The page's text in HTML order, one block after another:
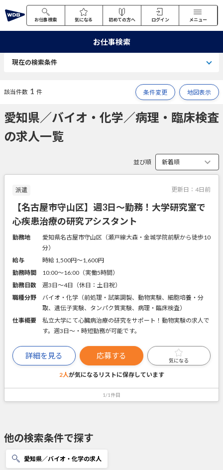
お仕事検索 気になる 初めての方へ ログイン メニュー
お仕事検索
現在の検索条件
該当件数 1 件 条件変更 地図表示
愛知県／バイオ・化学／病理・臨床検査
の求人一覧
並び順
派遣 更新日： 4日前
【名古屋市守山区】週3日～勤務！大学研究室で
心疾患治療の研究アシスタント
勤務地
愛知県名古屋市守山区（瀬戸線大森・金城学院前駅から徒歩10
分）
給与
時給 1,500円〜1,600円
勤務時間
10:00～16:00（実働5時間）
勤務日数
週3日～4日（休日：土日祝）
職種分野
バイオ・化学（前処理・試薬調製、動物実験、細胞培養・分
取、遺伝子実験、タンパク質実験、病理・臨床検査）
仕事概要
私立大学にて心臓病治療の研究をサポート！動物実験の求人で
す。週3日～・時短勤務が可能です。
詳細を見る 応募する
気になる
2人が気になるリストに保存しています
1/1件目
他の検索条件で探す
愛知県／バイオ・化学の求人